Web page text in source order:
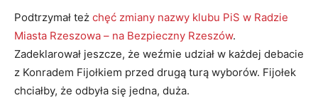
Podtrzymał też chęć zmiany nazwy klubu PiS w Radzie
Miasta Rzeszowa – na Bezpieczny Rzeszów.
Zadeklarował jeszcze, że weźmie udział w każdej debacie
z Konradem Fijołkiem przed drugą turą wyborów. Fijołek
chciałby, że odbyła się jedna, duża.